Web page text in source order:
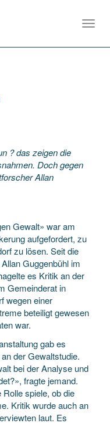
? das zeigen die
Doch gegen
Allan
Gewalt» war am
aufgefordert, zu
zu lösen. Seit die
Guggenbühl im
es Kritik an der
Gemeinderat in
wegen einer
beteiligt gewesen
war.
gab es
der Gewaltstudie.
bei der Analyse und
fragte jemand.
spiele, ob die
Kritik wurde auch an
laut. Es